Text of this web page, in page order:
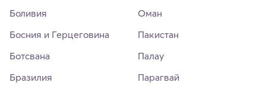
Боливия
Босния и Герцеговина
Ботсвана
Бразилия
Оман
Пакистан
Палау
Парагвай